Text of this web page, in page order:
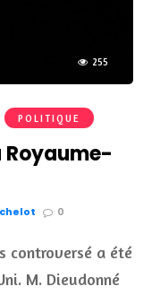
255
POLITIQUE
0
controversé a été
M. Dieudonné